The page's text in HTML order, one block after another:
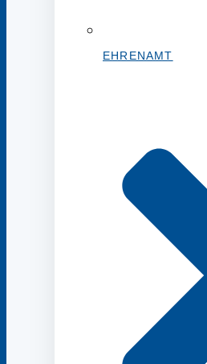
EHRENAMT